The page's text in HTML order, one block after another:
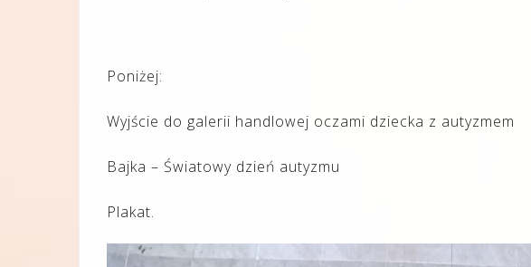
Poniżej:
Wyjście do galerii handlowej oczami dziecka z autyzmem
Bajka – Światowy dzień autyzmu
Plakat.
Odtwarzacz